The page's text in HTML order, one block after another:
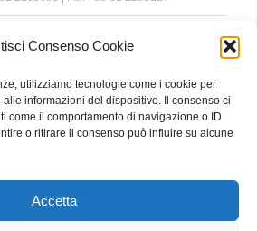
Consenso Cookie
utilizziamo tecnologie come i cookie per
informazioni del dispositivo. Il consenso ci
come il comportamento di navigazione o ID
o ritirare il consenso può influire su alcune
Accetta
in this website is for general information
the information up to date and correct, we
or warranties of any kind, express or implied,
accuracy, reliability, suitability or availability
or the information, products, services, or
on the website for any purpose. Any